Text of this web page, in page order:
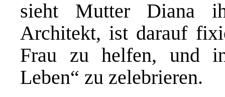
sieht Mutter Diana
Architekt, ist darauf
Frau zu helfen, und
Leben“ zu zelebrieren.